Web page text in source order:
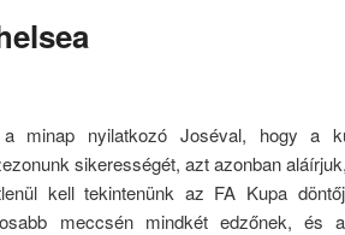
minap nyilatkozó Joséval, hogy a
sikerességét, azt azonban
kell tekintenünk az FA Kupa
meccsén mindkét edzőnek, és